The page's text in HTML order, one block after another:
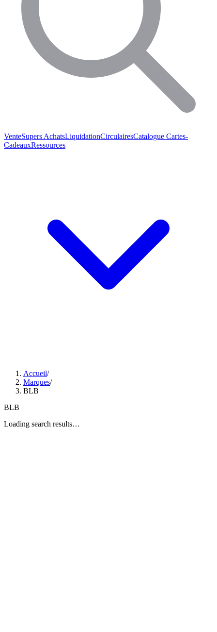
VenteSupers AchatsLiquidationCirculairesCatalogue Cartes-
CadeauxRessources
Accueil/
Marques/
BLB
BLB
Loading search results…